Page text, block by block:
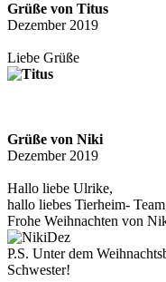
Grüße von Titus
Dezember 2019
Liebe Grüße
Grüße von Niki
Dezember 2019
Hallo liebe Ulrike,
hallo liebes Tierheim-
Frohe Weihnachten von
P.S. Unter dem
Schwester!